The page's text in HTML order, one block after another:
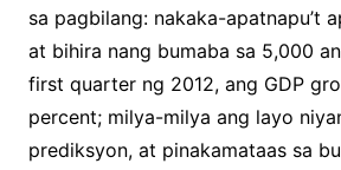
sa pagbilang: nakaka-apatnapu’t
at bihira nang bumaba sa 5,000
first quarter ng 2012, ang GDP
percent; milya-milya ang layo
prediksyon, at pinakamataas sa